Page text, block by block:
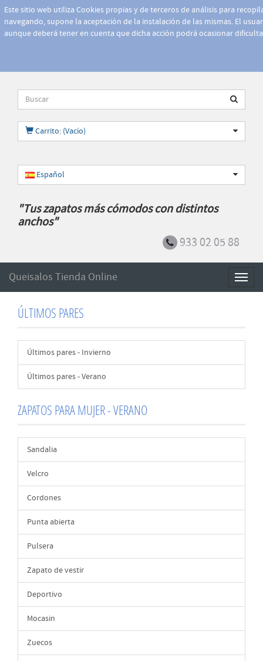
Este sitio web utiliza Cookies propias y de terceros de análisis para
navegando, supone la aceptación de la instalación de las mismas. El
aunque deberá tener en cuenta que dicha acción podrá ocasionar
Carrito: (Vacío)
Español
"Tus zapatos más cómodos con distintos
anchos"
933 02 05 88
Queisalos Tienda Online
ÚLTIMOS PARES
Últimos pares - Invierno
Últimos pares - Verano
ZAPATOS PARA MUJER - VERANO
Sandalia
Velcro
Cordones
Punta abierta
Pulsera
Zapato de vestir
Deportivo
Mocasin
Zuecos